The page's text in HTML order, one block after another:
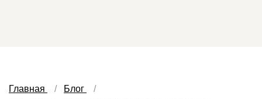
Главная
Блог